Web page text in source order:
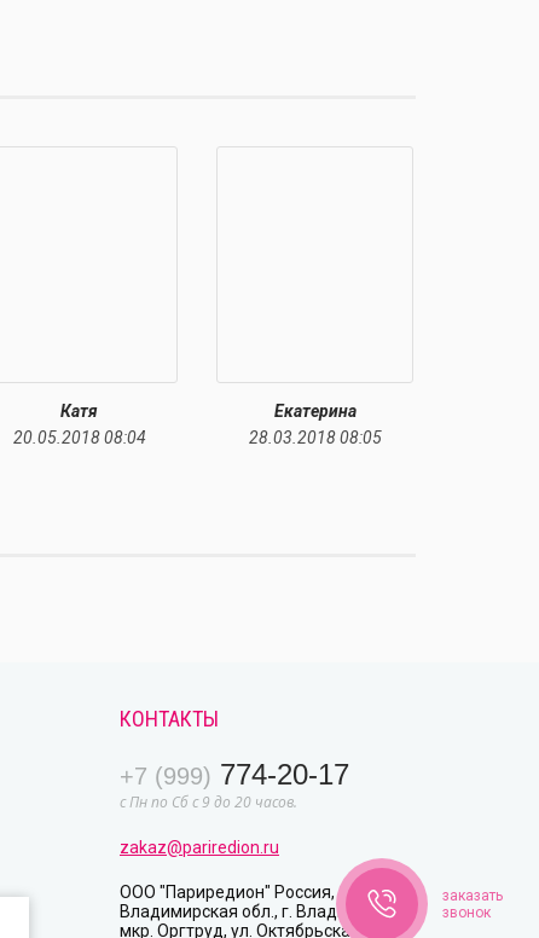
заказать
звонок
Катя
20.05.2018 08:04
Екатерина
28.03.2018 08:05
КОНТАКТЫ
+7 (999) 774-20-17
с Пн по Сб с 9 до 20 часов.
zakaz@pariredion.ru
ООО "Париредион" Россия, 600003
Владимирская обл., г. Владимир,
мкр. Оргтруд, ул. Октябрьская, д. 26